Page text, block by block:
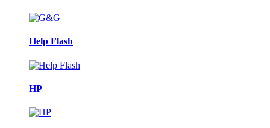
Help Flash
HP